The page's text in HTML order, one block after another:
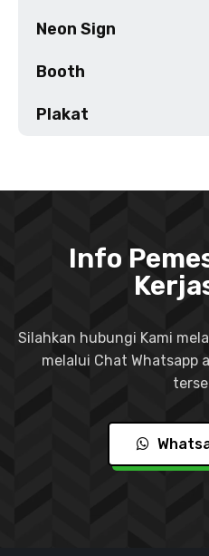
Neon Sign
Booth
Plakat
Info
Silahkan hubungi Kami
melalui Chat Whatsapp